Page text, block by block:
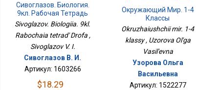
Сивоглазов. Биология.
9кл. Рабочая Тетрадь
Дрофа
Sivoglazov. Biologiia. 9kl.
Rabochaia tetrad' Drofa ,
Sivoglazov V. I.
Сивоглазов В. И.
Артикул: 1603266
$18.29
Окружающий Мир. 1-4
Классы
Okruzhaiushchii mir. 1-4
klassy , Uzorova Ol'ga
Vasil'evna
Узорова Ольга
Васильевна
Артикул: 1522277